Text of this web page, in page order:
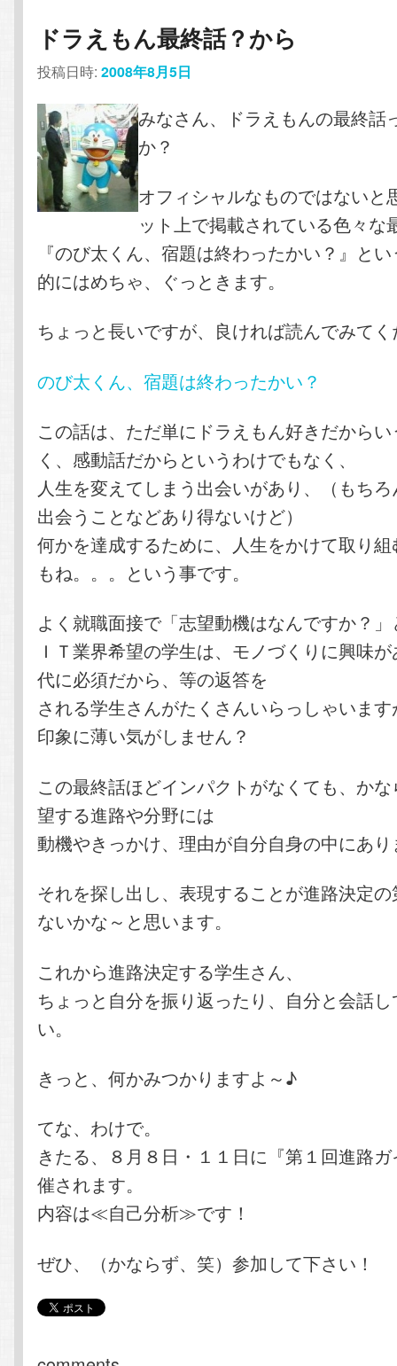
ドラえもん最終話？から
投稿日時:2008年8月5日
みなさん、ドラえもんの最終話
か？
オフィシャルなものではないと
ット上で掲載されている色々な
『のび太くん、宿題は終わったかい？』と
的にはめちゃ、ぐっときます。
ちょっと長いですが、良ければ読んでみて
のび太くん、宿題は終わったかい？
この話は、ただ単にドラえもん好きだから
く、感動話だからというわけでもなく、
人生を変えてしまう出会いがあり、（もち
出会うことなどあり得ないけど）
何かを達成するために、人生をかけて取り
もね。。。という事です。
よく就職面接で「志望動機はなんですか？
ＩＴ業界希望の学生は、モノづくりに興味
代に必須だから、等の返答を
される学生さんがたくさんいらっしゃいま
印象に薄い気がしません？
この最終話ほどインパクトがなくても、か
望する進路や分野には
動機やきっかけ、理由が自分自身の中にあ
それを探し出し、表現することが進路決定
ないかな～と思います。
これから進路決定する学生さん、
ちょっと自分を振り返ったり、自分と会話
い。
きっと、何かみつかりますよ～♪
てな、わけで。
きたる、８月８日・１１日に『第１回進路
催されます。
内容は≪自己分析≫です！
ぜひ、（かならず、笑）参加して下さい！